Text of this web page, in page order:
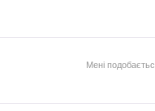
Мені